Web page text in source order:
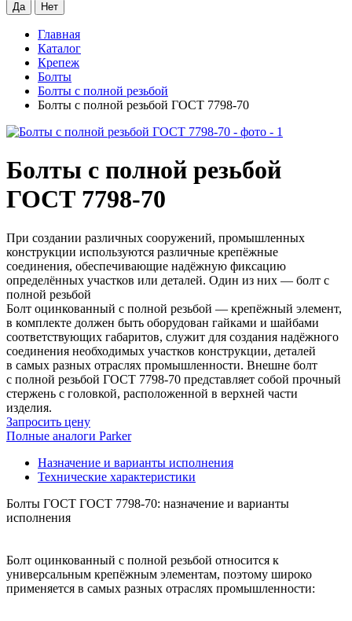
Да Нет
Главная
Каталог
Крепеж
Болты
Болты с полной резьбой
Болты с полной резьбой ГОСТ 7798-70
Болты с полной резьбой
ГОСТ 7798-70
При создании различных сооружений, промышленных
конструкции используются различные крепёжные
соединения, обеспечивающие надёжную фиксацию
определённых участков или деталей. Один из них — болт с
полной резьбой
Болт оцинкованный с полной резьбой — крепёжный элемент,
в комплекте должен быть оборудован гайками и шайбами
соответствующих габаритов, служит для создания надёжного
соединения необходимых участков конструкции, деталей
в самых разных отраслях промышленности. Внешне болт
с полной резьбой ГОСТ 7798-70 представляет собой прочный
стержень с головкой, расположенной в верхней части
изделия.
Запросить цену
Полные аналоги Parker
Назначение и варианты исполнения
Технические характеристики
Болты ГОСТ ГОСТ 7798-70: назначение и варианты
исполнения
Болт оцинкованный с полной резьбой относится к
универсальным крепёжным элементам, поэтому широко
применяется в самых разных отраслях промышленности: